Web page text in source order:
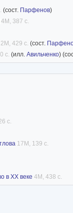
Казановы
и Соль».
фэнтези»
в
языках –
нарративами
с
для
(сост. Парфенов)
4M, 387 с.
2M, 429 с. (сост.
с. (илл. Авильченко)
с.
17M, 139 с.
в XX веке 4M, 438 с.